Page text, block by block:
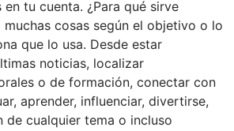
tu cuenta. ¿Para qué sirve
cosas según el objetivo o lo
que lo usa. Desde estar
noticias, localizar
o de formación, conectar con
aprender, influenciar, divertirse,
de cualquier tema o incluso